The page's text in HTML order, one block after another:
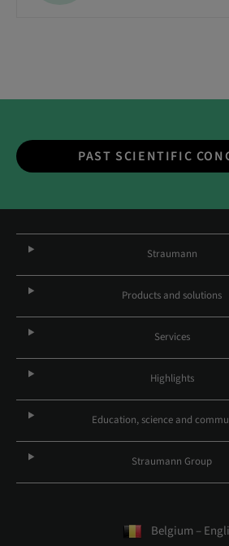
PAST SCIENTIFIC
Straumann
Products and solutions
Services
Highlights
Education, science and
Straumann Group
Belgium –